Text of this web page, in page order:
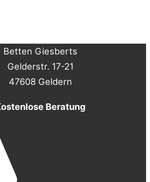
Betten Giesberts
Gelderstr. 17-21
47608 Geldern
Beratung